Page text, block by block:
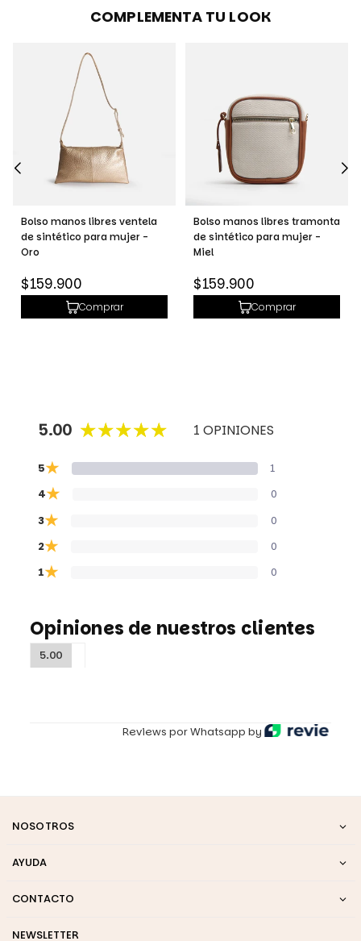
COMPLEMENTA TU LOOK
Bolso manos libres ventela
de sintético para mujer -
Oro
Precio
habitual
$159.900
Comprar
Bolso manos libres tramonta
de sintético para mujer -
Miel
Precio
habitual
$159.900
Comprar
5.00 1 OPINIONES
5★
1
4★
0
3★
0
2★
0
1★ 0
Opiniones de nuestros clientes
5.00
Reviews por Whatsapp by
NOSOTROS
AYUDA
CONTACTO
NEWSLETTER